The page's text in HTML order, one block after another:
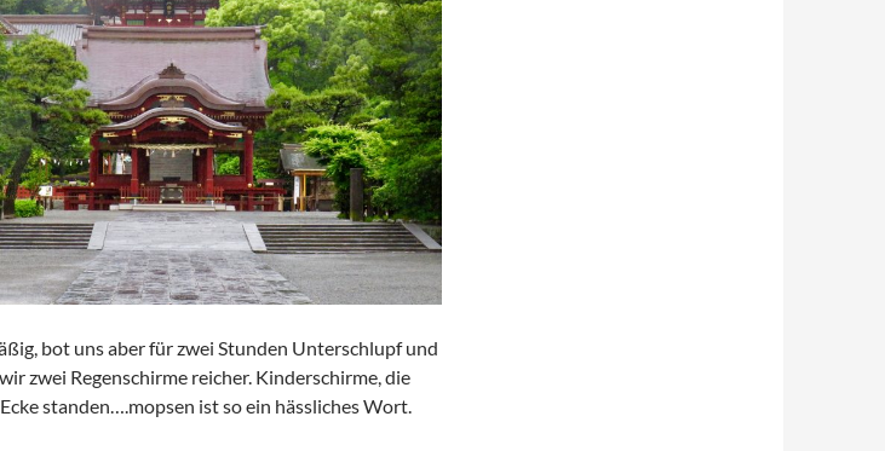
bot uns aber für zwei Stunden Unterschlupf und
zwei Regenschirme reicher. Kinderschirme, die
standen….mopsen ist so ein hässliches Wort.